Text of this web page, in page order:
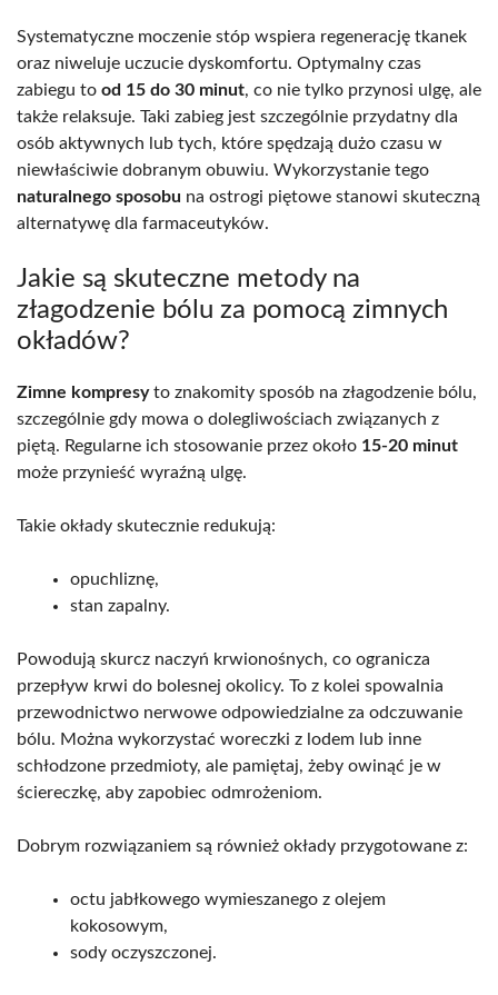
Systematyczne moczenie stóp wspiera regenerację tkanek
oraz niweluje uczucie dyskomfortu. Optymalny czas
zabiegu to od 15 do 30 minut, co nie tylko przynosi ulgę, ale
także relaksuje. Taki zabieg jest szczególnie przydatny dla
osób aktywnych lub tych, które spędzają dużo czasu w
niewłaściwie dobranym obuwiu. Wykorzystanie tego
naturalnego sposobu na ostrogi piętowe stanowi skuteczną
alternatywę dla farmaceutyków.
Jakie są skuteczne metody na
złagodzenie bólu za pomocą zimnych
okładów?
Zimne kompresyto znakomity sposób na złagodzenie bólu,
szczególnie gdy mowa o dolegliwościach związanych z
piętą. Regularne ich stosowanie przez około 15-20 minut
może przynieść wyraźną ulgę.
Takie okłady skutecznie redukują:
opuchliznę,
stan zapalny.
Powodują skurcz naczyń krwionośnych, co ogranicza
przepływ krwi do bolesnej okolicy. To z kolei spowalnia
przewodnictwo nerwowe odpowiedzialne za odczuwanie
bólu. Można wykorzystać woreczki z lodem lub inne
schłodzone przedmioty, ale pamiętaj, żeby owinąć je w
ściereczkę, aby zapobiec odmrożeniom.
Dobrym rozwiązaniem są również okłady przygotowane z:
octu jabłkowego wymieszanego z olejem
kokosowym,
sody oczyszczonej.